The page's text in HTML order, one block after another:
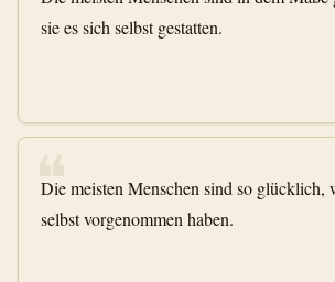
sie es sich selbst gestatten.
❝
Die meisten Menschen sind so glücklich,
selbst vorgenommen haben.